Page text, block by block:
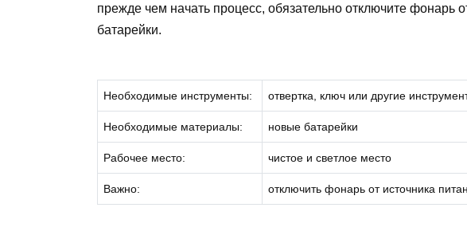
прежде чем начать процесс, обязательно отключите фонарь
батарейки.
Необходимые инструменты: отвертка, ключ или другие
Необходимые материалы: новые батарейки
Рабочее место: чистое и светлое место
Важно: отключить фонарь от источника